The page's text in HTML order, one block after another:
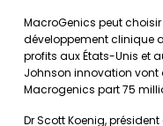
MacroGenics peut
développement clinique
profits aux États-Unis et
Johnson innovation vont
Macrogenics part 75
Dr Scott Koenig,